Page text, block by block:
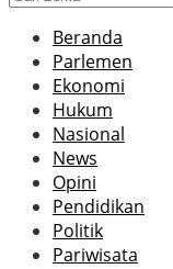
Beranda
Parlemen
Ekonomi
Hukum
Nasional
News
Opini
Pendidikan
Politik
Pariwisata